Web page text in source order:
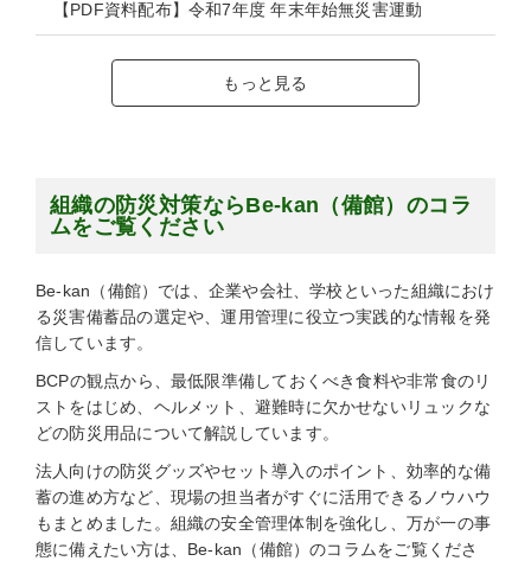
【PDF資料配布】令和7年度 年末年始無災害運動
もっと見る
組織の防災対策ならBe-kan（備館）のコラ
ムをご覧ください
Be-kan（備館）では、企業や会社、学校といった組織におけ
る災害備蓄品の選定や、運用管理に役立つ実践的な情報を発
信しています。
BCPの観点から、最低限準備しておくべき食料や非常食のリ
ストをはじめ、ヘルメット、避難時に欠かせないリュックな
どの防災用品について解説しています。
法人向けの防災グッズやセット導入のポイント、効率的な備
蓄の進め方など、現場の担当者がすぐに活用できるノウハウ
もまとめました。組織の安全管理体制を強化し、万が一の事
態に備えたい方は、Be-kan（備館）のコラムをご覧くださ